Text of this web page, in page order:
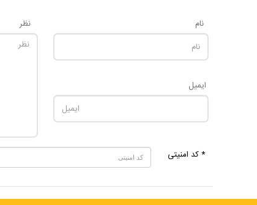
نام
ایمیل
نظر
* کد امنیتی